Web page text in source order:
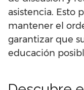
asistencia. Esto
mantener el
garantizar que
educación